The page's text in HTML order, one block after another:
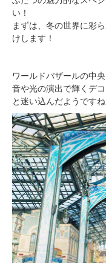
い！
まずは、冬の世界に彩
けします！
ワールドバザールの中
音や光の演出で輝くデ
と迷い込んだようですね